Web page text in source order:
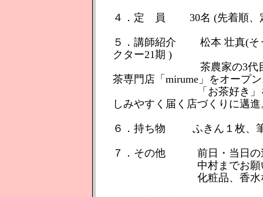
４．定 員 30名 (先着順、
５．講師紹介 松本 壮真(そ
クター21期 )
茶農家の3代目として
茶専門店「mirume」をオープ
「お茶好き」を増やす
しみやすく届く店づくりに邁進
６．持ち物 ふきん１枚、筆
７．その他 前日・当日の
中村までお願いいた
化粧品、香水など香り